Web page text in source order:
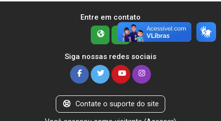
Entre em contato
Siga nossas redes sociais
Contate o suporte do site